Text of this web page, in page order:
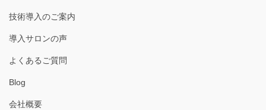
技術導入のご案内
導入サロンの声
よくあるご質問
Blog
会社概要